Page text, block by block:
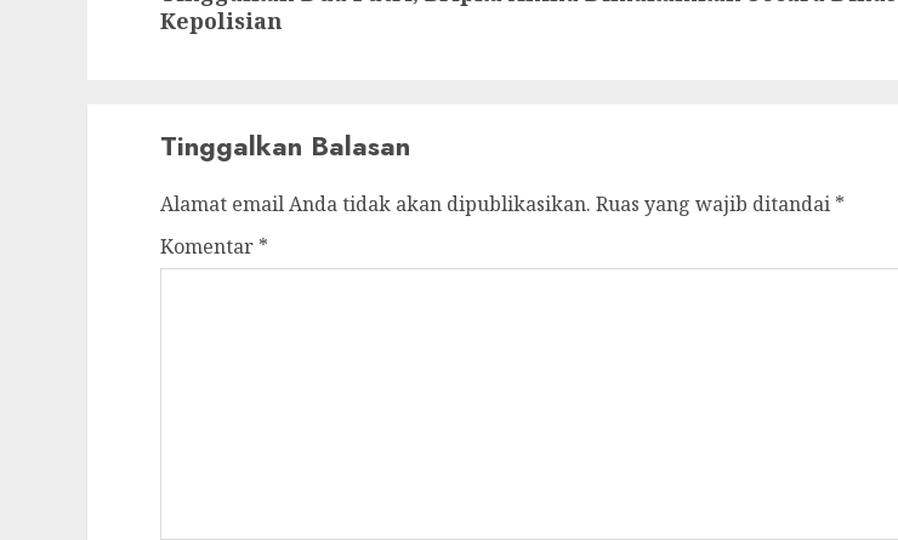
post:
Kepolisian
Tinggalkan Balasan
Alamat email Anda tidak akan dipublikasikan. Ruas yang wajib ditandai *
Komentar *